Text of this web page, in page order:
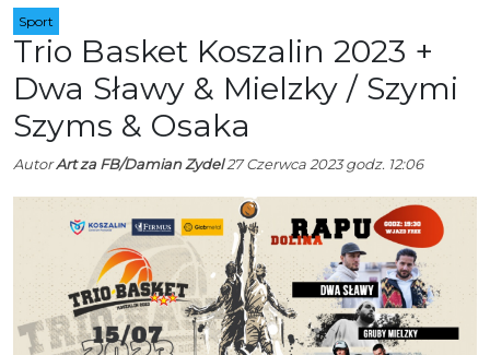
Sport
Trio Basket Koszalin 2023 +
Dwa Sławy & Mielzky / Szymi
Szyms & Osaka
AutorArt za FB/Damian Zydel27 Czerwca 2023 godz. 12:06